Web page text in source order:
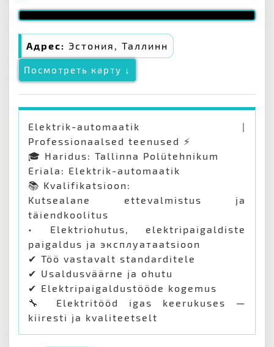
Адрес: Эстония, Таллинн
Посмотреть карту ↓
Elektrik-automaatik |
Professionaalsed teenused ⚡
🎓 Haridus: Tallinna Polütehnikum
Eriala: Elektrik-automaatik
📚 Kvalifikatsioon:
Kutsealane ettevalmistus ja
täiendkoolitus
• Elektriohutus, elektripaigaldiste
paigaldus ja эксплуатаatsioon
✔ Töö vastavalt standarditele
✔ Usaldusväärne ja ohutu
✔ Elektripaigaldustööde kogemus
🔧 Elektritööd igas keerukuses —
kiiresti ja kvaliteetselt